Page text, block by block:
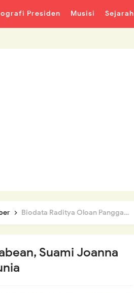
Presiden Musisi Sejarah
Biodata Raditya Oloan Panggabean, Suami Joanna Alexandra yang Meninggal Dunia
Suami Joanna